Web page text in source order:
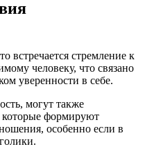
встречается стремление к
человеку, что связано
уверенности в себе.
могут также
которые формируют
особенно если в